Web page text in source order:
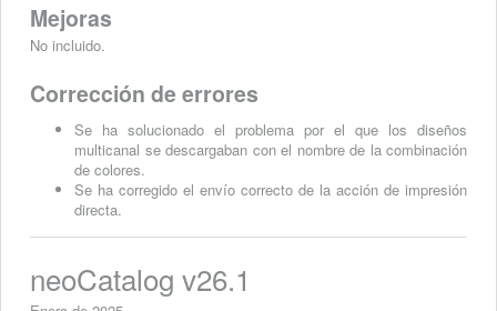
Mejoras
No incluido.
Corrección de errores
Se ha solucionado el problema por el que los diseños
multicanal se descargaban con el nombre de la combinación
de colores.
Se ha corregido el envío correcto de la acción de impresión
directa.
neoCatalog v26.1